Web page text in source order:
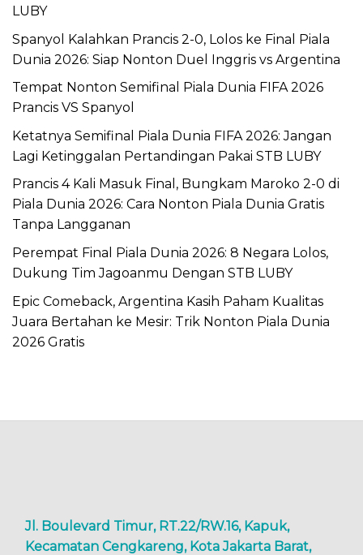
LUBY
Spanyol Kalahkan Prancis 2-0, Lolos ke Final Piala
Dunia 2026: Siap Nonton Duel Inggris vs Argentina
Tempat Nonton Semifinal Piala Dunia FIFA 2026
Prancis VS Spanyol
Ketatnya Semifinal Piala Dunia FIFA 2026: Jangan
Lagi Ketinggalan Pertandingan Pakai STB LUBY
Prancis 4 Kali Masuk Final, Bungkam Maroko 2-0 di
Piala Dunia 2026: Cara Nonton Piala Dunia Gratis
Tanpa Langganan
Perempat Final Piala Dunia 2026: 8 Negara Lolos,
Dukung Tim Jagoanmu Dengan STB LUBY
Epic Comeback, Argentina Kasih Paham Kualitas
Juara Bertahan ke Mesir: Trik Nonton Piala Dunia
2026 Gratis
Jl. Boulevard Timur, RT.22/RW.16, Kapuk,
Kecamatan Cengkareng, Kota Jakarta Barat,